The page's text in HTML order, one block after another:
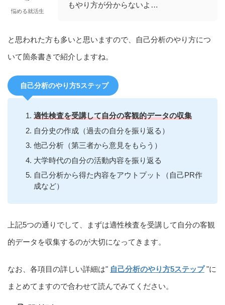
悩める就活生
もやり方が分からないよ…
と思われた方も多いと思いますので、自己分析のやり方につ
いて箇条書きで紹介しますね。
自己分析のやり方5ステップ
適性検査を受講して自分の客観的データの収集
自分史の作成（過去の自分を振り返る）
他己分析（第三者から意見をもらう）
大学時代の自分の活動内容を振り返る
自己分析から得た内容をアウトプット（自己PR作
成など）
上記5つの通りでして、まずは適性検査を受講して自分の客観
的データを収集するのが大切になってきます。
なお、各項目の詳しい詳細は" 自己分析のやり方5ステップ"に
まとめてますので合わせて読んでみてください。